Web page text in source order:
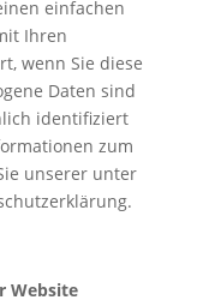
einfachen
Ihren
wenn Sie diese
Daten sind
identifiziert
zum
unserer unter
Website